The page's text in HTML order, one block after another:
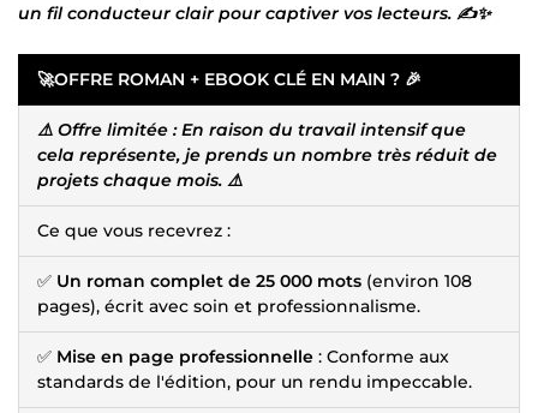
un fil conducteur clair pour captiver vos lecteurs. ✍️✨
🚀OFFRE ROMAN + EBOOK CLÉ EN MAIN ? 🎉
⚠️ Offre limitée : En raison du travail intensif que
cela représente, je prends un nombre très réduit de
projets chaque mois. ⚠️
Ce que vous recevrez :
✅ Un roman complet de 25 000 mots (environ 108
pages), écrit avec soin et professionnalisme.
✅ Mise en page professionnelle : Conforme aux
standards de l'édition, pour un rendu impeccable.